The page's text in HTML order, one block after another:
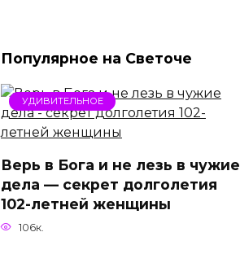
Популярное на Светоче
УДИВИТЕЛЬНОЕ
Верь в Бога и не лезь в чужие
дела — секрет долголетия
102-летней женщины
106к.